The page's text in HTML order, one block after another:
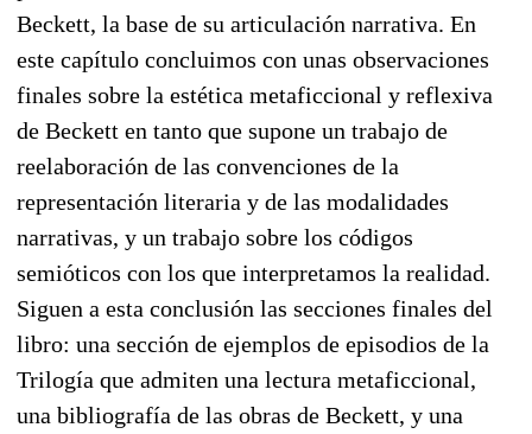
Beckett, la base de su articulación narrativa. En
este capítulo concluimos con unas observaciones
finales sobre la estética metaficcional y reflexiva
de Beckett en tanto que supone un trabajo de
reelaboración de las convenciones de la
representación literaria y de las modalidades
narrativas, y un trabajo sobre los códigos
semióticos con los que interpretamos la realidad.
Siguen a esta conclusión las secciones finales del
libro: una sección de ejemplos de episodios de la
Trilogía que admiten una lectura metaficcional,
una bibliografía de las obras de Beckett, y una